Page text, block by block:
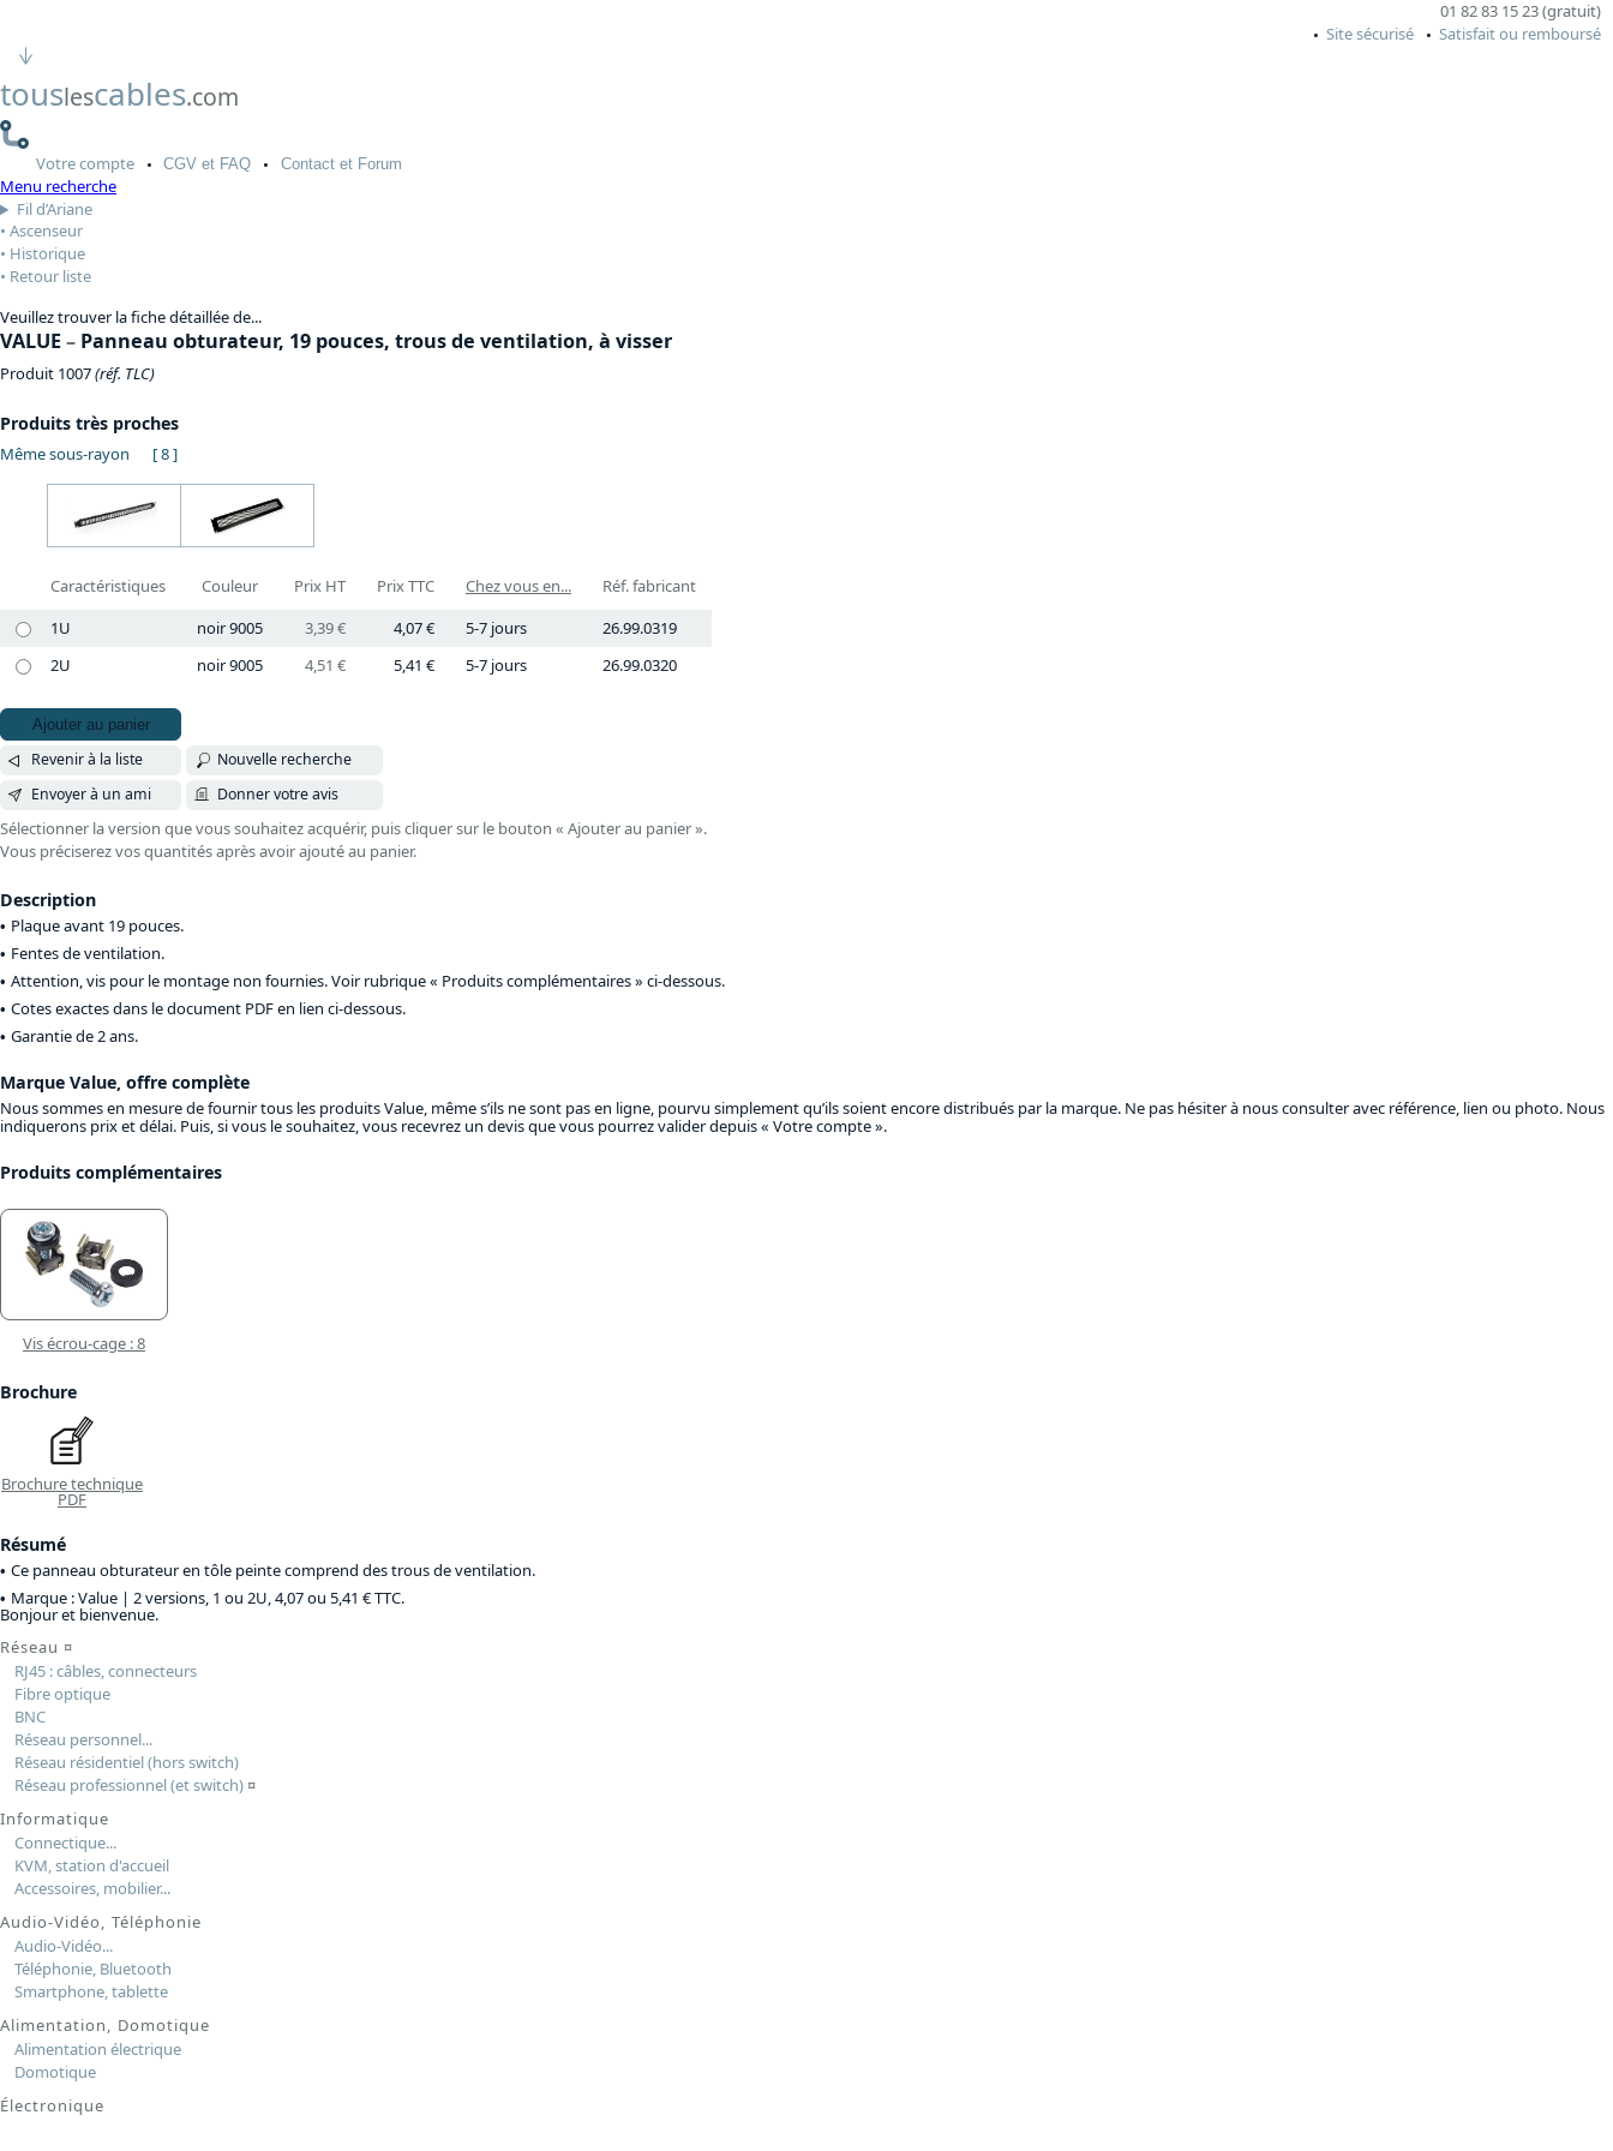
01 82 83 15 23 (gratuit)
Site sécurisé
Satisfait ou remboursé
touslescables.com
Votrecompte CGV et FAQ Contactet Forum
Menu recherche
Fil d’Ariane
Ascenseur
Historique
Retour liste
Veuillez trouver la fiche détaillée de...
VALUE– Panneau obturateur, 19 pouces, trous de ventilation, à visser
Produit 1007(réf. TLC)
Produits très proches
Même sous-rayon [ 8 ]
Caractéristiques Couleur Prix HT Prix TTC Chez vous en...
Réf. fabricant
1U
noir 9005 3,39 € 4,07 € 5-7 jours
26.99.0319
2U
noir 9005 4,51 € 5,41 € 5-7 jours 26.99.0320
Ajouter au panier
Revenir à la liste
Nouvelle recherche
Envoyer à un ami
Donner votre avis
Sélectionner la version que vous souhaitez acquérir, puis cliquer sur le bouton « Ajouter au panier ».
Vous préciserez vos quantités après avoir ajouté au panier.
Description
Plaque avant 19 pouces.
Fentes de ventilation.
Attention, vis pour le montage non fournies. Voir rubrique « Produits complémentaires » ci-dessous.
Cotes exactes dans le document PDF en lien ci-dessous.
Garantie de 2 ans.
Marque Value, offre complète
Nous sommes en mesure de fournir tous les produits Value, même s’ils ne sont pas en ligne, pourvu simplement qu’ils soient encore distribués par la marque. Ne pas hésiter à nous consulter avec référence, lien ou photo. Nous
indiquerons prix et délai. Puis, si vous le souhaitez, vous recevrez un devis que vous pourrez valider depuis « Votre compte ».
Produits complémentaires
Vis écrou-cage : 8
Brochure
Brochure technique
PDF
Résumé
Ce panneau obturateur en tôle peinte comprend des trous de ventilation.
Marque : Value | 2 versions, 1 ou 2U, 4,07 ou 5,41 € TTC.
Bonjour et bienvenue.
Réseau ¤
RJ45 : câbles, connecteurs
Fibre optique
BNC
Réseau personnel...
Réseau résidentiel (hors switch)
Réseau professionnel (et switch)¤
Informatique
Connectique...
KVM, station d'accueil
Accessoires, mobilier...
Audio-Vidéo, Téléphonie
Audio-Vidéo...
Téléphonie, Bluetooth
Smartphone, tablette
Alimentation, Domotique
Alimentation électrique
Domotique
Électronique